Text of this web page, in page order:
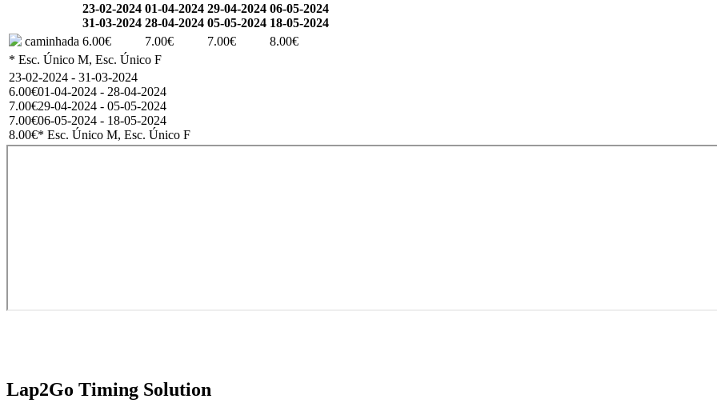
23-02-2024
31-03-2024
01-04-2024
28-04-2024
29-04-2024
05-05-2024
06-05-2024
18-05-2024
caminhada 6.00€ 7.00€ 7.00€
8.00€
* Esc. Único M, Esc. Único F
23-02-2024 - 31-03-2024
6.00€01-04-2024 - 28-04-2024
7.00€29-04-2024 - 05-05-2024
7.00€06-05-2024 - 18-05-2024
8.00€* Esc. Único M, Esc. Único F
Lap2Go Timing Solution